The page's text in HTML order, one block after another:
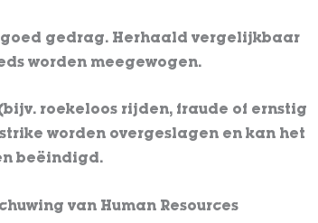
gedrag. Herhaald vergelijkbaar
worden meegewogen.
roekeloos rijden, fraude of ernstig
worden overgeslagen en kan het
beëindigd.
van Human Resources